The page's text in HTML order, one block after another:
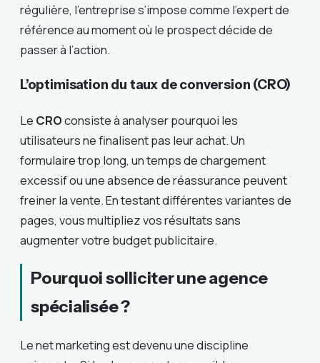
régulière, l’entreprise s’impose comme l’expert de
référence au moment où le prospect décide de
passer à l’action.
L’optimisation du taux de conversion (CRO)
Le CROconsiste à analyser pourquoi les
utilisateurs ne finalisent pas leur achat. Un
formulaire trop long, un temps de chargement
excessif ou une absence de réassurance peuvent
freiner la vente. En testant différentes variantes de
pages, vous multipliez vos résultats sans
augmenter votre budget publicitaire.
Pourquoi solliciter une agence
spécialisée ?
Le net marketing est devenu une discipline